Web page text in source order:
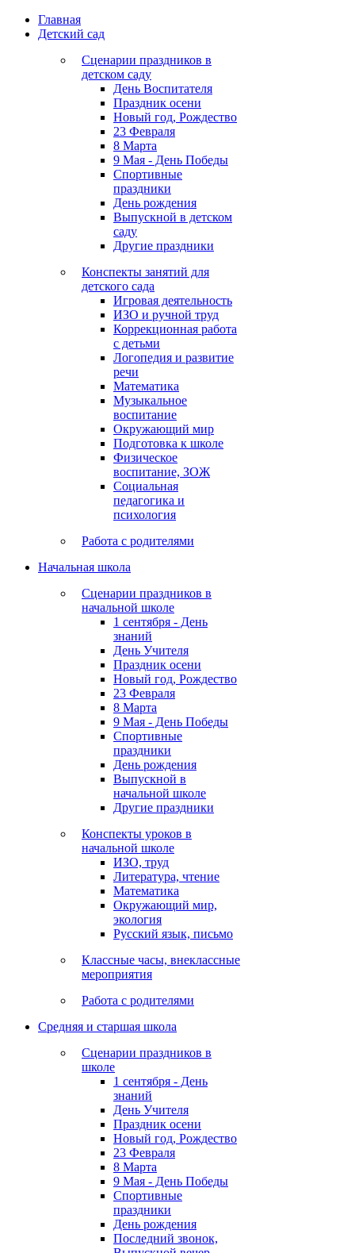
Главная
Детский сад
Сценарии праздников в
детском саду
День Воспитателя
Праздник осени
Новый год, Рождество
23 Февраля
8 Марта
9 Мая - День Победы
Спортивные
праздники
День рождения
Выпускной в детском
саду
Другие праздники
Конспекты занятий для
детского сада
Игровая деятельность
ИЗО и ручной труд
Коррекционная работа
с детьми
Логопедия и развитие
речи
Математика
Музыкальное
воспитание
Окружающий мир
Подготовка к школе
Физическое
воспитание, ЗОЖ
Социальная
педагогика и
психология
Работа с родителями
Начальная школа
Сценарии праздников в
начальной школе
1 сентября - День
знаний
День Учителя
Праздник осени
Новый год, Рождество
23 Февраля
8 Марта
9 Мая - День Победы
Спортивные
праздники
День рождения
Выпускной в
начальной школе
Другие праздники
Конспекты уроков в
начальной школе
ИЗО, труд
Литература, чтение
Математика
Окружающий мир,
экология
Русский язык, письмо
Классные часы, внеклассные
мероприятия
Работа с родителями
Средняя и старшая школа
Сценарии праздников в
школе
1 сентября - День
знаний
День Учителя
Праздник осени
Новый год, Рождество
23 Февраля
8 Марта
9 Мая - День Победы
Спортивные
праздники
День рождения
Последний звонок,